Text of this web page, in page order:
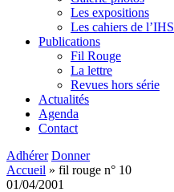
Les expositions
Les cahiers de l’IHS
Publications
Fil Rouge
La lettre
Revues hors série
Actualités
Agenda
Contact
Adhérer Donner
Accueil » fil rouge n° 10
01/04/2001